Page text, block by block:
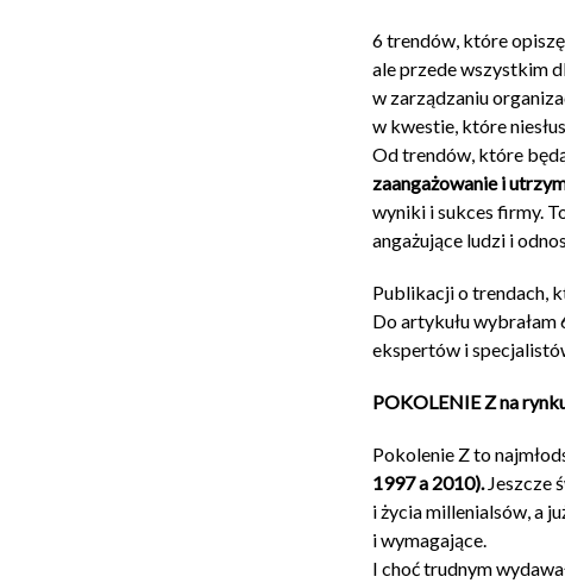
6 trendów, które
ale przede wszystkim
w zarządzaniu
w kwestie, które
Od trendów, które
zaangażowanie i
wyniki i sukces firmy.
angażujące ludzi i
Publikacji o trendach,
Do artykułu
ekspertów i
POKOLENIE Z na
Pokolenie Z to
1997 a 2010).Jeszcze
i życia millenialsów, a
i wymagające.
I choć trudnym